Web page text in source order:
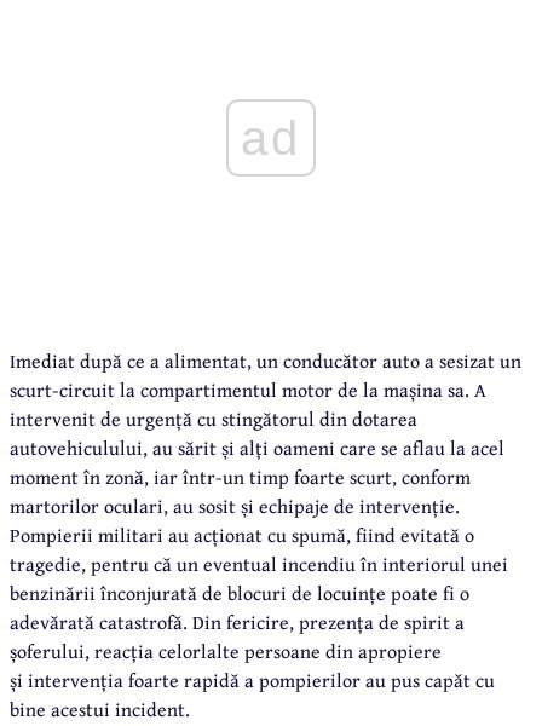
ad
Imediat după ce a alimentat, un conducător auto a sesizat un
scurt-circuit la compartimentul motor de la mașina sa. A
intervenit de urgență cu stingătorul din dotarea
autovehiculului, au sărit și alți oameni care se aflau la acel
moment în zonă, iar într-un timp foarte scurt, conform
martorilor oculari, au sosit și echipaje de intervenție.
Pompierii militari au acționat cu spumă, fiind evitată o
tragedie, pentru că un eventual incendiu în interiorul unei
benzinării înconjurată de blocuri de locuințe poate fi o
adevărată catastrofă. Din fericire, prezența de spirit a
șoferului, reacția celorlalte persoane din apropiere
și intervenția foarte rapidă a pompierilor au pus capăt cu
bine acestui incident.